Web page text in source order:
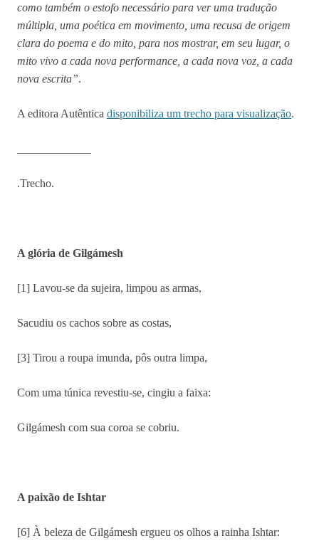
como também o estofo necessário para ver uma tradução
múltipla, uma poética em movimento, uma recusa de origem
clara do poema e do mito, para nos mostrar, em seu lugar, o
mito vivo a cada nova performance, a cada nova voz, a cada
nova escrita”.
A editora Autêntica disponibiliza um trecho para visualização.
.Trecho.
A glória de Gilgámesh
[1] Lavou-se da sujeira, limpou as armas,
Sacudiu os cachos sobre as costas,
[3] Tirou a roupa imunda, pôs outra limpa,
Com uma túnica revestiu-se, cingiu a faixa:
Gilgámesh com sua coroa se cobriu.
A paixão de Ishtar
[6] À beleza de Gilgámesh ergueu os olhos a rainha Ishtar: